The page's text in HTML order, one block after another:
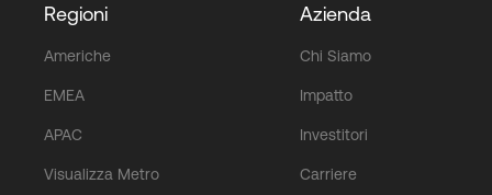
Regioni
Americhe
EMEA
APAC
Visualizza Metro
Azienda
Chi Siamo
Impatto
Investitori
Carriere